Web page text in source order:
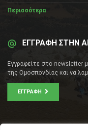
Περισσότερα
ΕΓΓΡΑΦΗ ΣΤΗΝ
Εγγραφείτε στο newsletter
της Ομοσπονδίας και να
ΕΓΓΡΑΦΉ